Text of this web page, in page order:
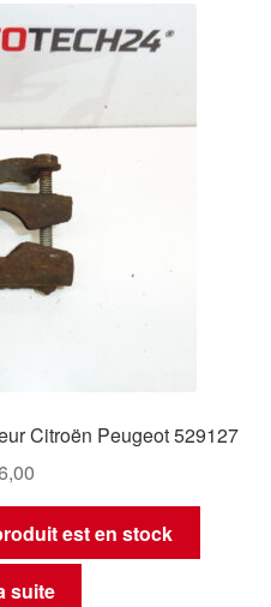
Citroën Peugeot 529127
est en stock
suite